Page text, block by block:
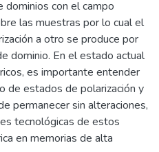
dominios con el campo
las muestras por lo cual el
a otro se produce por
dominio. En el estado actual
es importante entender
de estados de polarización y
permanecer sin alteraciones,
tecnológicas de estos
en memorias de alta